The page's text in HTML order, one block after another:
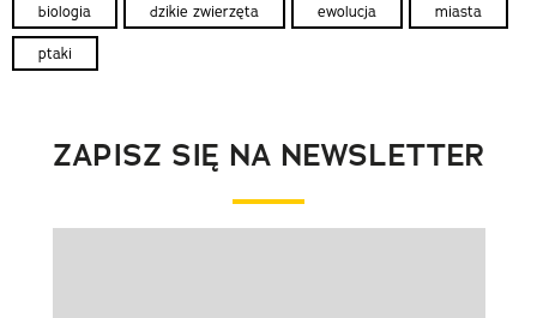
biologia dzikie zwierzęta ewolucja miasta
ptaki
ZAPISZ SIĘ NA NEWSLETTER